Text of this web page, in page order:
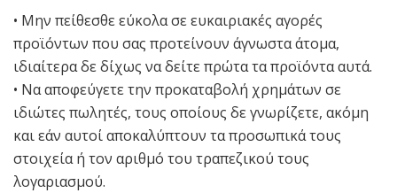
• Μην πείθεσθε εύκολα σε ευκαιριακές αγορές
προϊόντων που σας προτείνουν άγνωστα άτομα,
ιδιαίτερα δε δίχως να δείτε πρώτα τα προϊόντα αυτά.
• Να αποφεύγετε την προκαταβολή χρημάτων σε
ιδιώτες πωλητές, τους οποίους δε γνωρίζετε, ακόμη
και εάν αυτοί αποκαλύπτουν τα προσωπικά τους
στοιχεία ή τον αριθμό του τραπεζικού τους
λογαριασμού.